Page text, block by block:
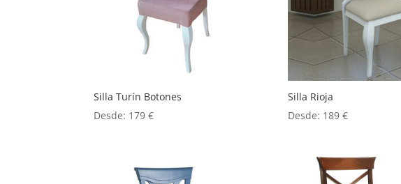
Silla Turín Botones
Desde: 179€
Silla Rioja
Desde: 189€